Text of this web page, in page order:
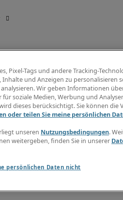
Info Center
Jobübersicht
Gehaltsübersicht
E-Learning
Pixel-Tags und andere Tracking-
und Anzeigen zu personalisieren
Wir geben Informationen
soziale Medien, Werbung und
dieses berücksichtigt. Sie können
oder teilen Sie meine persönlichen
unseren Nutzungsbedingungen.
weitergeben, finden Sie in unserer
persönlichen Daten nicht